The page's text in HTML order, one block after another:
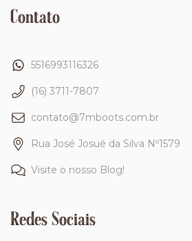
Contato
5516993116326
(16) 3711-7807
contato@7mboots.com.br
Rua José Josué da Silva Nº1579
Visite o nosso Blog!
Redes Sociais